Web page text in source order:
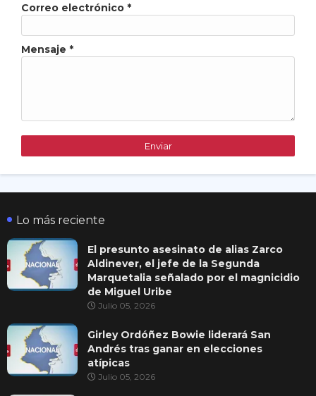
Correo electrónico *
Mensaje *
Lo más reciente
El presunto asesinato de alias Zarco
Aldinever, el jefe de la Segunda
Marquetalia señalado por el magnicidio
de Miguel Uribe
Julio 05, 2026
Girley Ordóñez Bowie liderará San
Andrés tras ganar en elecciones
atípicas
Julio 05, 2026